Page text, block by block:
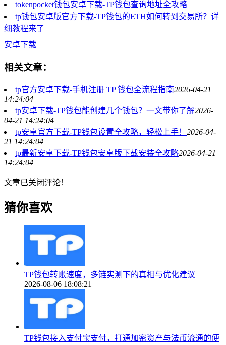
tokenpocket钱包安卓下载-TP钱包查询地址全攻略
tp钱包安卓版官方下载-TP钱包的ETH如何转到交易所？详
细教程来了
安卓下载
相关文章：
tp官方安卓下载-手机注册 TP 钱包全流程指南2026-04-21
14:24:04
tp安卓下载-TP钱包能创建几个钱包？一文带你了解2026-
04-21 14:24:04
tp安卓官方下载-TP钱包设置全攻略，轻松上手！ 2026-04-
21 14:24:04
tp最新安卓下载-TP钱包安卓版下载安装全攻略2026-04-21
14:24:04
文章已关闭评论！
猜你喜欢
TP钱包转账速度，多链实测下的真相与优化建议
2026-08-06 18:08:21
TP钱包接入支付宝支付，打通加密资产与法币流通的便